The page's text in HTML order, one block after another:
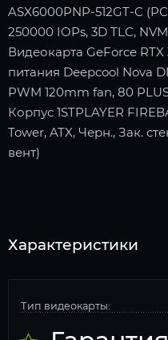
ASX6000PNP-512GT-C
250000 IOPs, 3D TLC,
Видеокарта GeForce
питания Deepcool Nova
PWM 120mm fan, 80
Корпус 1STPLAYER
Tower, ATX, Черн., Зак.
вент)
Характеристики
Тип видеокарты: